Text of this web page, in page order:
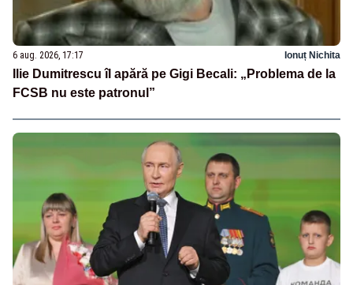
6 aug. 2026, 17:17 Ionuț Nichita
Ilie Dumitrescu îl apără pe Gigi Becali: „Problema de la
FCSB nu este patronul”